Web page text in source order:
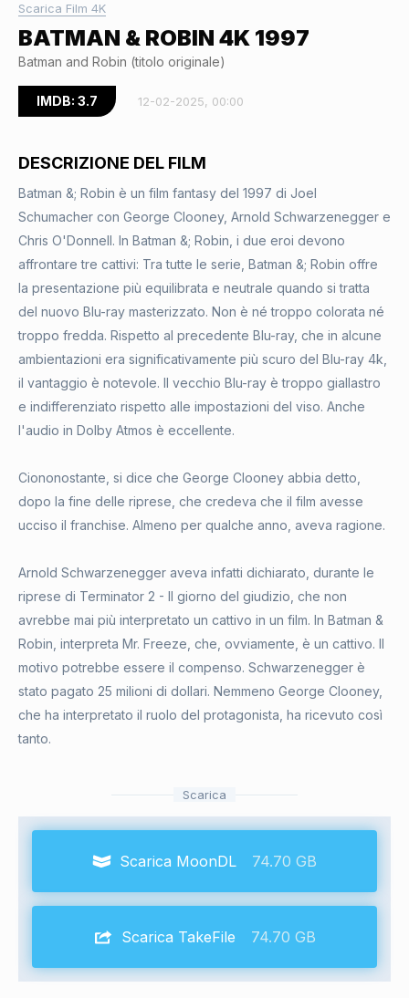
Scarica Film 4K
BATMAN & ROBIN 4K 1997
Batman and Robin (titolo originale)
IMDB: 3.7 12-02-2025, 00:00
DESCRIZIONE DEL FILM
Batman &; Robin è un film fantasy del 1997 di Joel
Schumacher con George Clooney, Arnold Schwarzenegger e
Chris O'Donnell. In Batman &; Robin, i due eroi devono
affrontare tre cattivi: Tra tutte le serie, Batman &; Robin offre
la presentazione più equilibrata e neutrale quando si tratta
del nuovo Blu-ray masterizzato. Non è né troppo colorata né
troppo fredda. Rispetto al precedente Blu-ray, che in alcune
ambientazioni era significativamente più scuro del Blu-ray 4k,
il vantaggio è notevole. Il vecchio Blu-ray è troppo giallastro
e indifferenziato rispetto alle impostazioni del viso. Anche
l'audio in Dolby Atmos è eccellente.
Ciononostante, si dice che George Clooney abbia detto,
dopo la fine delle riprese, che credeva che il film avesse
ucciso il franchise. Almeno per qualche anno, aveva ragione.
Arnold Schwarzenegger aveva infatti dichiarato, durante le
riprese di Terminator 2 - Il giorno del giudizio, che non
avrebbe mai più interpretato un cattivo in un film. In Batman &
Robin, interpreta Mr. Freeze, che, ovviamente, è un cattivo. Il
motivo potrebbe essere il compenso. Schwarzenegger è
stato pagato 25 milioni di dollari. Nemmeno George Clooney,
che ha interpretato il ruolo del protagonista, ha ricevuto così
tanto.
Scarica
Scarica MoonDL 74.70 GB
Scarica TakeFile 74.70 GB